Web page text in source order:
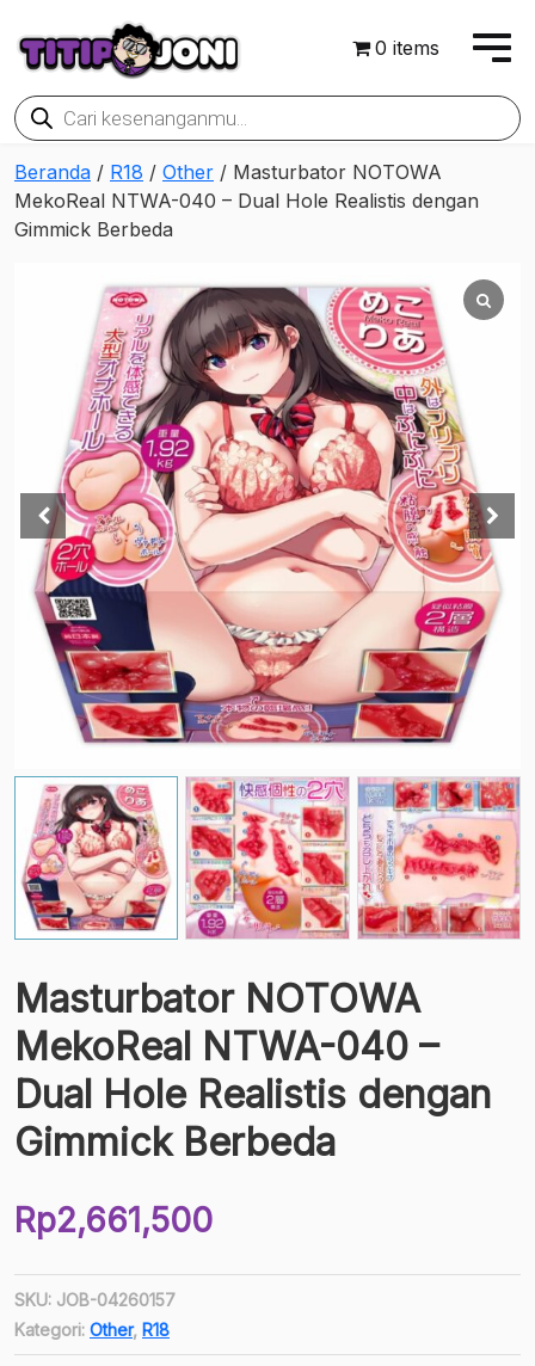
0 items
Products
search
Beranda / R18 / Other / Masturbator NOTOWA
MekoReal NTWA-040 – Dual Hole Realistis dengan
Gimmick Berbeda
Masturbator NOTOWA
MekoReal NTWA-040 –
Dual Hole Realistis dengan
Gimmick Berbeda
Rp2,661,500
SKU: JOB-04260157
Kategori: Other, R18